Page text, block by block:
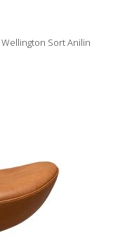
Wellington Sort Anilin